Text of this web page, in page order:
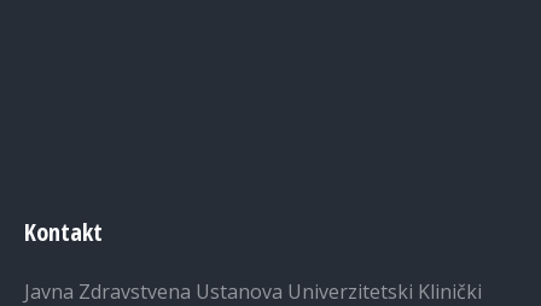
Kontakt
Javna Zdravstvena Ustanova Univerzitetski Klinički